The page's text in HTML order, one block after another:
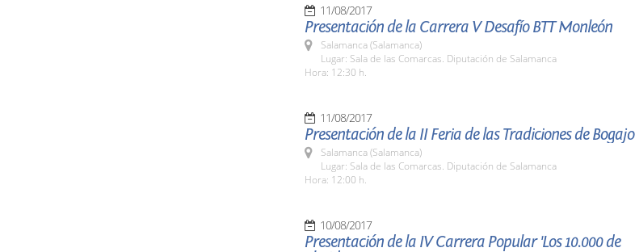
11/08/2017
Presentación de la Carrera V Desafío BTT Monleón
Salamanca (Salamanca)
Lugar: Sala de las Comarcas. Diputación de Salamanca
Hora: 12:30 h.
11/08/2017
Presentación de la II Feria de las Tradiciones de Bogajo
Salamanca (Salamanca)
Lugar: Sala de las Comarcas. Diputación de Salamanca
Hora: 12:00 h.
10/08/2017
Presentación de la IV Carrera Popular 'Los 10.000 de